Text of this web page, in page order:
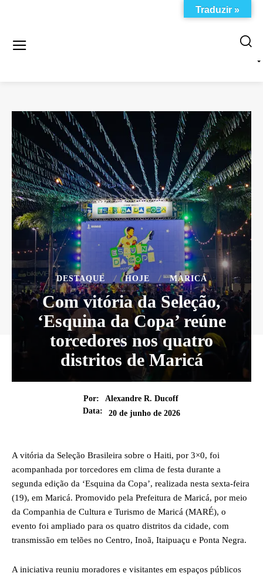
DESTAQUE HOJE MARICÁ
Com vitória da Seleção,
‘Esquina da Copa’ reúne
torcedores nos quatro
distritos de Maricá
Por:
Alexandre R. Ducoff
Data:
20 de junho de 2026
A vitória da Seleção Brasileira sobre o Haiti, por 3×0, foi
acompanhada por torcedores em clima de festa durante a
segunda edição da ‘Esquina da Copa’, realizada nesta sexta-feira
(19), em Maricá. Promovido pela Prefeitura de Maricá, por meio
da Companhia de Cultura e Turismo de Maricá (MARÉ), o
evento foi ampliado para os quatro distritos da cidade, com
transmissão em telões no Centro, Inoã, Itaipuaçu e Ponta Negra.
A iniciativa reuniu moradores e visitantes em espaços públicos
Traduzir »